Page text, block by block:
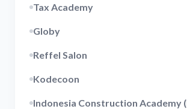
Tax Academy
Globy
Reffel Salon
Kodecoon
Indonesia Construction Academy